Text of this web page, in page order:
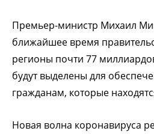
Премьер-министр Михаил
ближайшее время
регионы почти 77
будут выделены для
гражданам, которые
Новая волна коронавируса